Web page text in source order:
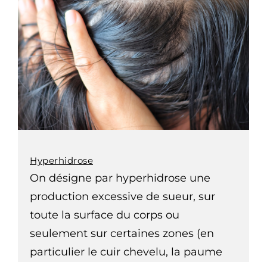
Hyperhidrose
On désigne par hyperhidrose une
production excessive de sueur, sur
toute la surface du corps ou
seulement sur certaines zones (en
particulier le cuir chevelu, la paume